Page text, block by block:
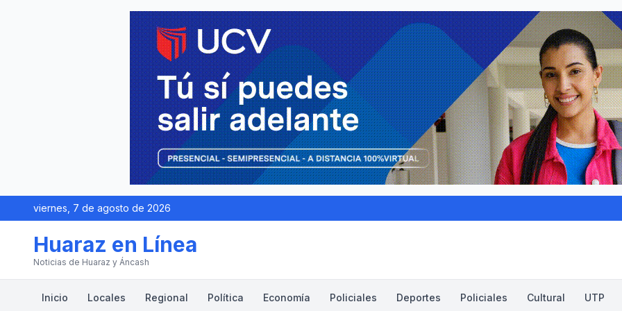
viernes, 7 de agosto de 2026
Huaraz en Línea
Noticias de Huaraz y Áncash
Inicio Locales Regional Política Economía Policiales Deportes Policiales Cultural UTP